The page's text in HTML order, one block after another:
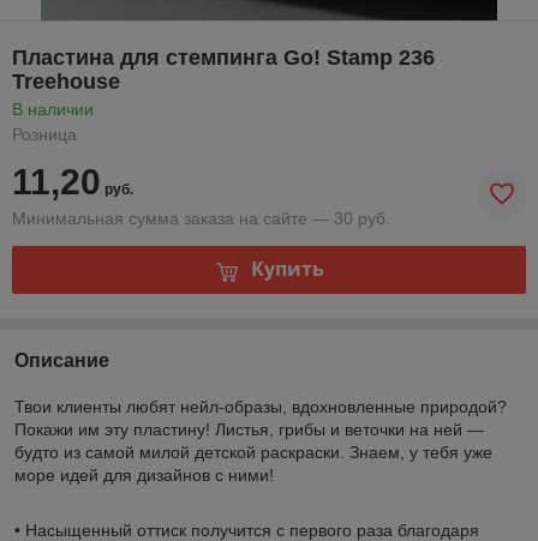
Пластина для стемпинга Go! Stamp 236
Treehouse
В наличии
Розница
11,20 руб.
Минимальная сумма заказа на сайте — 30 руб.
Купить
Описание
Твои клиенты любят нейл-образы, вдохновленные природой?
Покажи им эту пластину! Листья, грибы и веточки на ней —
будто из самой милой детской раскраски. Знаем, у тебя уже
море идей для дизайнов с ними!
• Насыщенный оттиск получится с первого раза благодаря